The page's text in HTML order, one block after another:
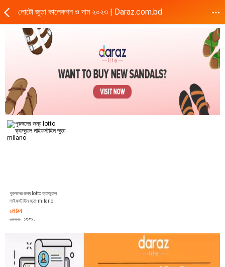
লোটো জুতা কালেকশন ও দাম ২০২৩ | Daraz.com.bd
পুরুষদের জন্য lotto ক্যাজুয়াল
লাইফস্টাইল জুতা-milano
৳694
৳890 -22%